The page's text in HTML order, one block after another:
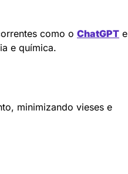
como o ChatGPT
e química.
minimizando vieses e